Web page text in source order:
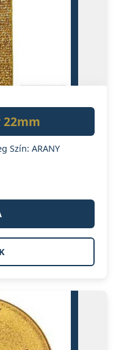
22mm
Szín: ARANY